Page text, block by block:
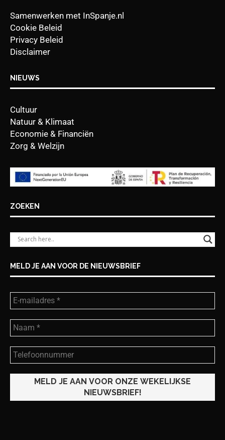
Samenwerken met InSpanje.nl
Cookie Beleid
Privacy Beleid
Disclaimer
NIEUWS
Cultuur
Natuur & Klimaat
Economie & Financiën
Zorg & Welzijn
ZOEKEN
MELD JE AAN VOOR DE NIEUWSBRIEF